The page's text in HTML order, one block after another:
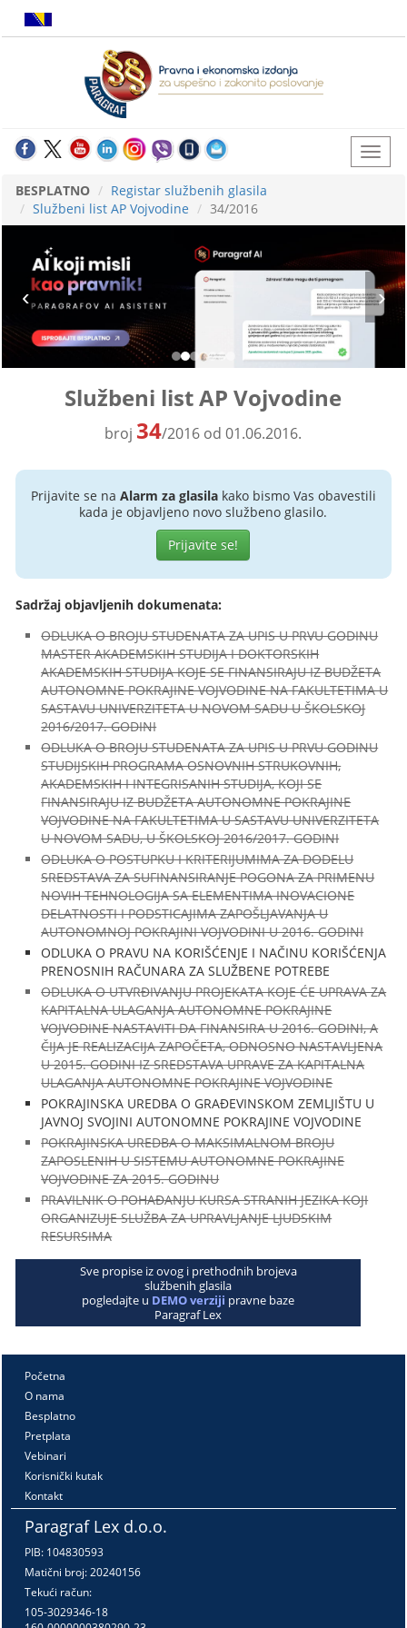
BESPLATNO
Registar službenih glasila
Službeni list AP Vojvodine
34/2016
Službeni list AP Vojvodine
broj 34/2016 od 01.06.2016.
Prijavite se na Alarm za glasilakako bismo Vas obavestili
kada je objavljeno novo službeno glasilo.
Prijavite se!
Sadržaj objavljenih dokumenata:
ODLUKA O BROJU STUDENATA ZA UPIS U PRVU GODINU
MASTER AKADEMSKIH STUDIJA I DOKTORSKIH
AKADEMSKIH STUDIJA KOJE SE FINANSIRAJU IZ BUDŽETA
AUTONOMNE POKRAJINE VOJVODINE NA FAKULTETIMA U
SASTAVU UNIVERZITETA U NOVOM SADU U ŠKOLSKOJ
2016/2017. GODINI
ODLUKA O BROJU STUDENATA ZA UPIS U PRVU GODINU
STUDIJSKIH PROGRAMA OSNOVNIH STRUKOVNIH,
AKADEMSKIH I INTEGRISANIH STUDIJA, KOJI SE
FINANSIRAJU IZ BUDŽETA AUTONOMNE POKRAJINE
VOJVODINE NA FAKULTETIMA U SASTAVU UNIVERZITETA
U NOVOM SADU, U ŠKOLSKOJ 2016/2017. GODINI
ODLUKA O POSTUPKU I KRITERIJUMIMA ZA DODELU
SREDSTAVA ZA SUFINANSIRANJE POGONA ZA PRIMENU
NOVIH TEHNOLOGIJA SA ELEMENTIMA INOVACIONE
DELATNOSTI I PODSTICAJIMA ZAPOŠLJAVANJA U
AUTONOMNOJ POKRAJINI VOJVODINI U 2016. GODINI
ODLUKA O PRAVU NA KORIŠĆENJE I NAČINU KORIŠĆENJA
PRENOSNIH RAČUNARA ZA SLUŽBENE POTREBE
ODLUKA O UTVRĐIVANJU PROJEKATA KOJE ĆE UPRAVA ZA
KAPITALNA ULAGANJA AUTONOMNE POKRAJINE
VOJVODINE NASTAVITI DA FINANSIRA U 2016. GODINI, A
ČIJA JE REALIZACIJA ZAPOČETA, ODNOSNO NASTAVLJENA
U 2015. GODINI IZ SREDSTAVA UPRAVE ZA KAPITALNA
ULAGANJA AUTONOMNE POKRAJINE VOJVODINE
POKRAJINSKA UREDBA O GRAĐEVINSKOM ZEMLJIŠTU U
JAVNOJ SVOJINI AUTONOMNE POKRAJINE VOJVODINE
POKRAJINSKA UREDBA O MAKSIMALNOM BROJU
ZAPOSLENIH U SISTEMU AUTONOMNE POKRAJINE
VOJVODINE ZA 2015. GODINU
PRAVILNIK O POHAĐANJU KURSA STRANIH JEZIKA KOJI
ORGANIZUJE SLUŽBA ZA UPRAVLJANJE LJUDSKIM
RESURSIMA
Sve propise iz ovog i prethodnih brojeva
službenih glasila
pogledajte u DEMO verziji pravne baze
Paragraf Lex
Početna
O nama
Besplatno
Pretplata
Vebinari
Korisnički kutak
Kontakt
Paragraf Lex d.o.o.
PIB: 104830593
Matični broj: 20240156
Tekući račun:
105-3029346-18